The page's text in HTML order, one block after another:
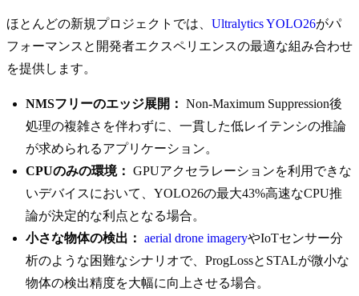
ほとんどの新規プロジェクトでは、 Ultralytics YOLO26がパ
フォーマンスと開発者エクスペリエンスの最適な組み合わせ
を提供します。
NMSフリーのエッジ展開： Non-Maximum Suppression後
処理の複雑さを伴わずに、一貫した低レイテンシの推論
が求められるアプリケーション。
CPUのみの環境： GPUアクセラレーションを利用できな
いデバイスにおいて、YOLO26の最大43%高速なCPU推
論が決定的な利点となる場合。
小さな物体の検出： aerial drone imageryやIoTセンサー分
析のような困難なシナリオで、ProgLossとSTALが微小な
物体の検出精度を大幅に向上させる場合。